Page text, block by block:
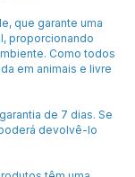
que garante uma
proporcionando
Como todos
em animais e livre
de 7 dias. Se
devolvê-lo